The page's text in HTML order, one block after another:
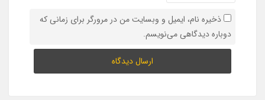
ذخیره نام، ایمیل و وبسایت من در مرورگر برای زمانی که
دوباره دیدگاهی می‌نویسم.